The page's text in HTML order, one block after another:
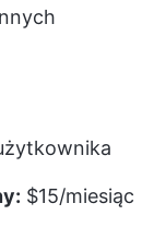
$15/miesiąc